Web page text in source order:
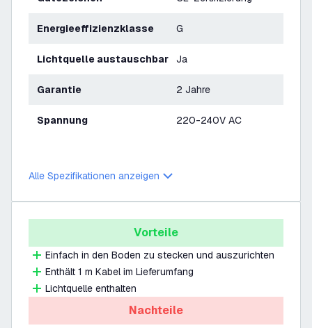
Energieeffizienzklasse G
Lichtquelle austauschbar Ja
Garantie 2 Jahre
Spannung 220-240V AC
Alle Spezifikationen anzeigen
Vorteile
Einfach in den Boden zu stecken und auszurichten
Enthält 1 m Kabel im Lieferumfang
Lichtquelle enthalten
Nachteile